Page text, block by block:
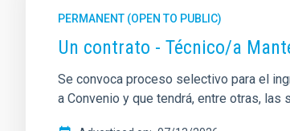
PERMANENT (OPEN TO PUBLIC)
Un contrato - Técnico/a
Se convoca proceso selectivo para el
a Convenio y que tendrá, entre otras,